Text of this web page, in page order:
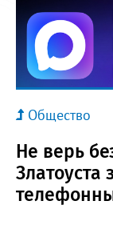
Общество
Не верь
Златоуста